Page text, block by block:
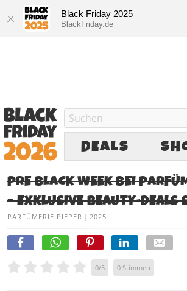
Black Friday 2025
BlackFriday.de
DEALS
PRE BLACK WEEK BEI
– EXKLUSIVE BEAUTY-DEALS
PARFÜMERIE PIEPER | 2025
0/5 0 Stimmen